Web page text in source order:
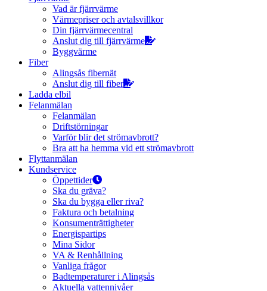
Vad är fjärrvärme
Värmepriser och avtalsvillkor
Din fjärrvärmecentral
Anslut dig till fjärrvärme
Byggvärme
Fiber
Alingsås fibernät
Anslut dig till fiber
Ladda elbil
Felanmälan
Felanmälan
Driftstörningar
Varför blir det strömavbrott?
Bra att ha hemma vid ett strömavbrott
Flyttanmälan
Kundservice
Öppettider
Ska du gräva?
Ska du bygga eller riva?
Faktura och betalning
Konsumenträttigheter
Energispartips
Mina Sidor
VA & Renhållning
Vanliga frågor
Badtemperaturer i Alingsås
Aktuella vattennivåer